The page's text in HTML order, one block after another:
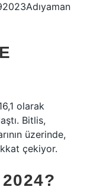
olarak
Bitlis,
üzerinde,
çekiyor.